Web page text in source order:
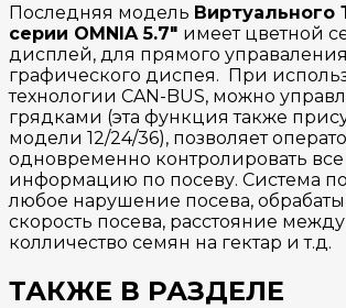
Последняя модель Виртуального
серии OMNIA 5.7" имеет цветной
дисплей, для прямого
графического диспея. При
технологии CAN-BUS, можно
грядками (эта функция также
модели 12/24/36), позволяет
одновременно контролировать
информацию по посеву. Система
любое нарушение посева,
скорость посева, расстояние
колличество семян на гектар и т.д.
ТАКЖЕ В РАЗДЕЛЕ